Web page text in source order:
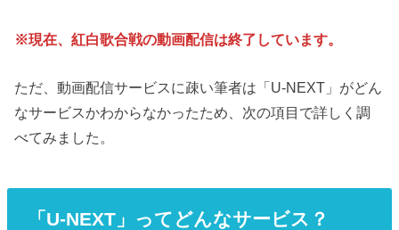
※現在、紅白歌合戦の動画配信は終了しています。
ただ、動画配信サービスに疎い筆者は「U-NEXT」がどん
なサービスかわからなかったため、次の項目で詳しく調
べてみました。
「U-NEXT」ってどんなサービス？